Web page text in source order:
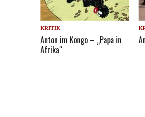
KRITIK
Anton im Kongo – „Papa in
Afrika“